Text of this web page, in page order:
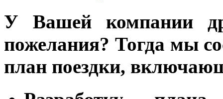
У Вашей компании
пожелания? Тогда мы
план поездки,